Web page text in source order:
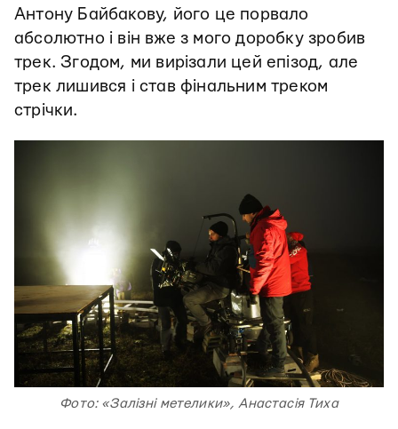
Антону Байбакову, його це порвало
абсолютно і він вже з мого доробку зробив
трек. Згодом, ми вирізали цей епізод, але
трек лишився і став фінальним треком
стрічки.
Фото: «Залізні метелики», Анастасія Тиха